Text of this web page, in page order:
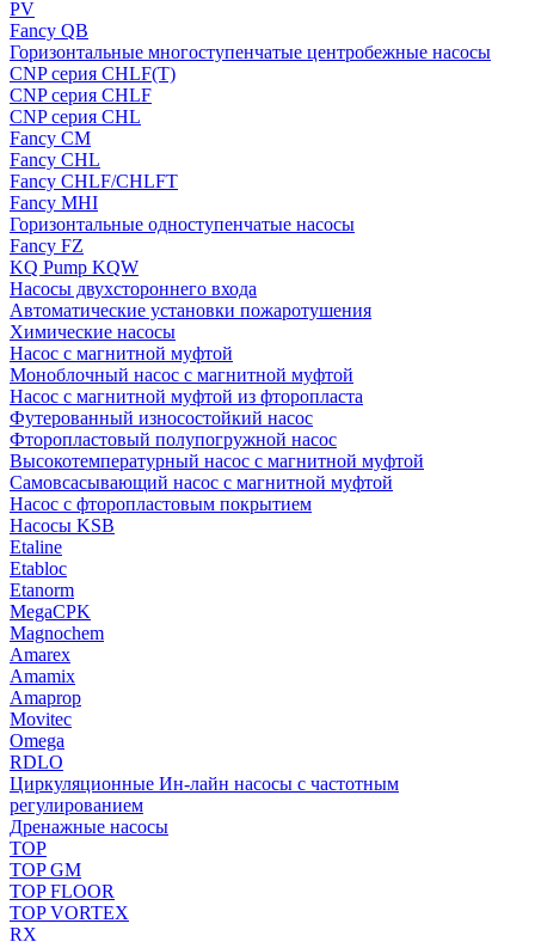
PV
Fancy QB
Горизонтальные многоступенчатые центробежные насосы
CNP серия CHLF(T)
CNP серия CHLF
CNP серия CHL
Fancy CM
Fancy CHL
Fancy CHLF/CHLFT
Fancy MHI
Горизонтальные одноступенчатые насосы
Fancy FZ
KQ Pump KQW
Насосы двухстороннего входа
Автоматические установки пожаротушения
Химические насосы
Насос с магнитной муфтой
Моноблочный насос с магнитной муфтой
Насос с магнитной муфтой из фторопласта
Футерованный износостойкий насос
Фторопластовый полупогружной насос
Высокотемпературный насос с магнитной муфтой
Самовсасывающий насос с магнитной муфтой
Насос с фторопластовым покрытием
Насосы KSB
Etaline
Etabloc
Etanorm
MegaCPK
Magnochem
Amarex
Amamix
Amaprop
Movitec
Omega
RDLO
Циркуляционные Ин-лайн насосы с частотным
регулированием
Дренажные насосы
TOP
TOP GM
TOP FLOOR
TOP VORTEX
RX